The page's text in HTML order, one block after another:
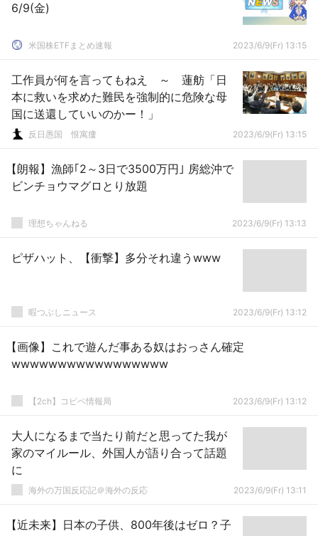
6/9(金)
米国株ETFまとめ速報 2023/6/9(Fr) 13:15
工作員が何を言ってもねえ ～ 蓮舫「日
本に救いを求めた難民を強制的に危険な母
国に送還していいのかー！」
反日愚国 恨寓瘻 2023/6/9(Fr) 13:15
【朗報】漁師｢2～3日で3500万円｣ 房総沖で
ビンチョウマグロとり放題
理想ちゃんねる 2023/6/9(Fr) 13:13
ピザハット、【衝撃】多分それ違うwww
暇つぶしニュース 2023/6/9(Fr) 13:12
【画像】これで遊んだ事ある奴はおっさん確定
wwwwwwwwwwwwwwwww
【2ch】コピペ情報局 2023/6/9(Fr) 13:12
大人になるまで当たり前だと思ってた我が
家のマイルール、外国人が語り合って話題
に
海外の万国反応記＠海外の反応 2023/6/9(Fr) 13:11
【近未来】日本の子供、800年後はゼロ？子